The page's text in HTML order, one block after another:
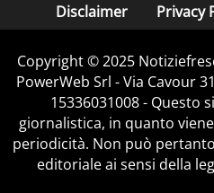
Disclaimer Privacy
Copyright © 2025
PowerWeb Srl - Via Cavour
15336031008 - Questo
giornalistica, in quanto
periodicità. Non può
editoriale ai sensi della